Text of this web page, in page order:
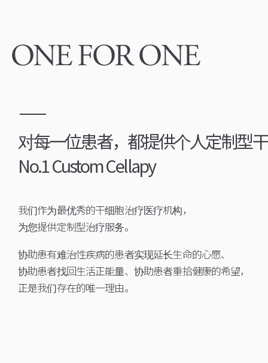
对每一位患者，都提供个人定制型
No.1 Custom Cellapy
我们作为最优秀的干细胞治疗医疗机构，
为您提供定制型治疗服务。
协助患有难治性疾病的患者实现延长生命的心愿、
协助患者找回生活正能量、协助患者重拾健康的希望，
正是我们存在的唯一理由。